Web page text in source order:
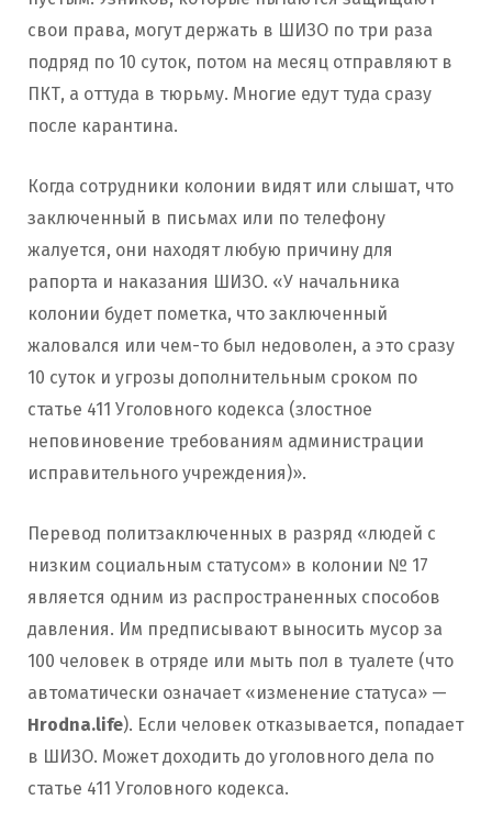
свои права, могут держать в ШИЗО по три раза
подряд по 10 суток, потом на месяц отправляют в
ПКТ, а оттуда в тюрьму. Многие едут туда сразу
после карантина.
Когда сотрудники колонии видят или слышат, что
заключенный в письмах или по телефону
жалуется, они находят любую причину для
рапорта и наказания ШИЗО. «У начальника
колонии будет пометка, что заключенный
жаловался или чем-то был недоволен, а это сразу
10 суток и угрозы дополнительным сроком по
статье 411 Уголовного кодекса (злостное
неповиновение требованиям администрации
исправительного учреждения)».
Перевод политзаключенных в разряд «людей с
низким социальным статусом» в колонии № 17
является одним из распространенных способов
давления. Им предписывают выносить мусор за
100 человек в отряде или мыть пол в туалете (что
автоматически означает «изменение статуса» —
Hrodna.life). Если человек отказывается, попадает
в ШИЗО. Может доходить до уголовного дела по
статье 411 Уголовного кодекса.